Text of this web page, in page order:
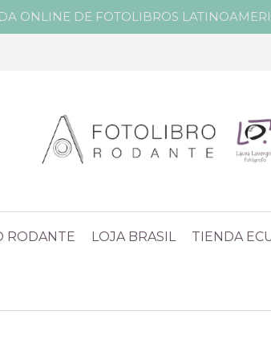
ONLINE DE FOTOLIBROS
RODANTE LOJA BRASIL TIENDA